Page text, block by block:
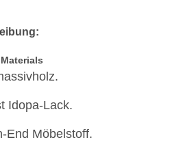
Idopa-Lack.
End Möbelstoff.